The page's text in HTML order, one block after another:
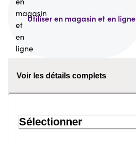
Utiliser en magasin et en ligne
Voir les détails complets
Sélectionner